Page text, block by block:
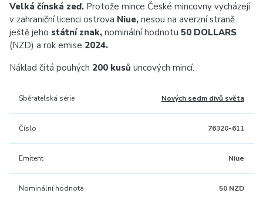
Velká čínská zeď. Protože mince České mincovny vycházejí
v zahraniční licenci ostrova Niue, nesou na averzní straně
ještě jeho státní znak, nominální hodnotu 50 DOLLARS
(NZD) a rok emise 2024.
Náklad čítá pouhých 200 kusů uncových mincí.
Sběratelská série Nových sedm divů světa
Číslo 76320-611
Emitent Niue
Nominální hodnota 50 NZD